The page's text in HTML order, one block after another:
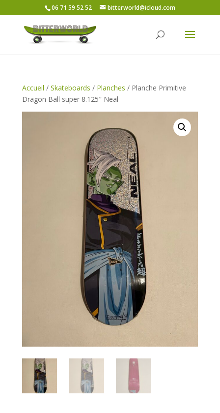
06 71 59 52 52 bitterworld@icloud.com
Accueil / Skateboards / Planches / Planche Primitive
Dragon Ball super 8.125″ Neal